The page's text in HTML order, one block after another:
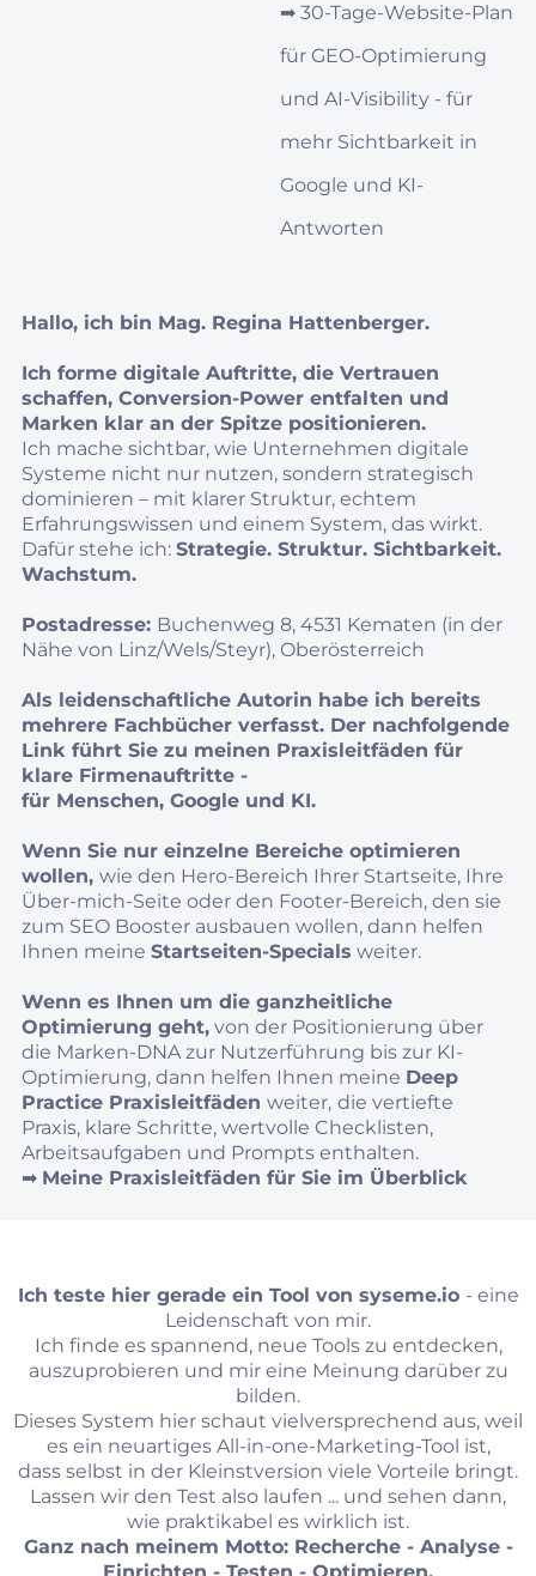
➡︎ 30‑Tage‑Website-Plan
für GEO‑Optimierung
und AI‑Visibility - für
mehr Sichtbarkeit in
Google und KI-
Antworten
Hallo, ich bin Mag. Regina Hattenberger.
Ich forme digitale Auftritte, die Vertrauen
schaffen, Conversion‑Power entfalten und
Marken klar an der Spitze positionieren.
Ich mache sichtbar, wie Unternehmen digitale
Systeme nicht nur nutzen, sondern strategisch
dominieren – mit klarer Struktur, echtem
Erfahrungswissen und einem System, das wirkt.
Dafür stehe ich: Strategie. Struktur. Sichtbarkeit.
Wachstum.
Postadresse: Buchenweg 8, 4531 Kematen (in der
Nähe von Linz/Wels/Steyr), Oberösterreich
Als leidenschaftliche Autorin habe ich bereits
mehrere Fachbücher verfasst. Der nachfolgende
Link führt Sie zu meinen Praxisleitfäden für
klare Firmenauftritte -
für Menschen, Google und KI.
Wenn Sie nur einzelne Bereiche optimieren
wollen, wie den Hero-Bereich Ihrer Startseite, Ihre
Über-mich-Seite oder den Footer-Bereich, den sie
zum SEO Booster ausbauen wollen, dann helfen
Ihnen meine Startseiten-Specials weiter.
Wenn es Ihnen um die ganzheitliche
Optimierung geht, von der Positionierung über
die Marken-DNA zur Nutzerführung bis zur KI-
Optimierung, dann helfen Ihnen meine Deep
Practice Praxisleitfäden weiter, die vertiefte
Praxis, klare Schritte, wertvolle Checklisten,
Arbeitsaufgaben und Prompts enthalten.
➡︎ Meine Praxisleitfäden für Sie im Überblick
Ich teste hier gerade ein Tool von syseme.io - eine
Leidenschaft von mir.
Ich finde es spannend, neue Tools zu entdecken,
auszuprobieren und mir eine Meinung darüber zu
bilden.
Dieses System hier schaut vielversprechend aus, weil
es ein neuartiges All-in-one-Marketing-Tool ist,
dass selbst in der Kleinstversion viele Vorteile bringt.
Lassen wir den Test also laufen ... und sehen dann,
wie praktikabel es wirklich ist.
Ganz nach meinem Motto: Recherche - Analyse -